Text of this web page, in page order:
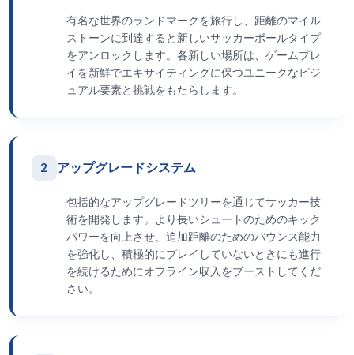
有名な世界のランドマークを旅行し、距離のマイル
ストーンに到達すると新しいサッカーボールタイプ
をアンロックします。各新しい場所は、ゲームプレ
イを新鮮でエキサイティングに保つユニークなビジ
ュアル要素と挑戦をもたらします。
2 アップグレードシステム
包括的なアップグレードツリーを通じてサッカー技
術を開発します。より長いシュートのためのキック
パワーを向上させ、追加距離のためのバウンス能力
を強化し、積極的にプレイしていないときにも進行
を続けるためにオフライン収入をブーストしてくだ
さい。